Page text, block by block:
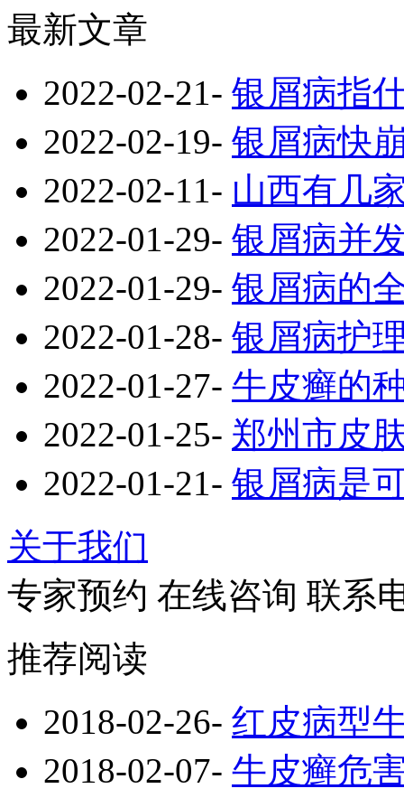
最新文章
2022-02-21- 银屑病指
2022-02-19- 银屑病快
2022-02-11- 山西有几
2022-01-29- 银屑病并
2022-01-29- 银屑病的
2022-01-28- 银屑病护
2022-01-27- 牛皮癣的
2022-01-25- 郑州市皮
2022-01-21- 银屑病是
关于我们
专家预约 在线咨询 联系
推荐阅读
2018-02-26- 红皮病型
2018-02-07- 牛皮癣危